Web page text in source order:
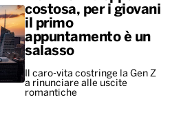
costosa, per i giovani
il primo
appuntamento è un
salasso
Il caro-vita costringe la Gen Z
a rinunciare alle uscite
romantiche